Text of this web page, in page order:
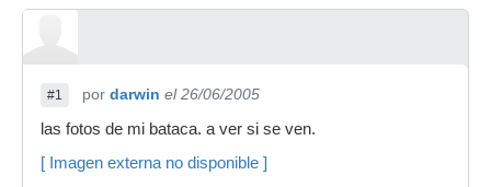
#1 por darwin el 26/06/2005
las fotos de mi bataca. a ver si se ven.
[ Imagen externa no disponible ]